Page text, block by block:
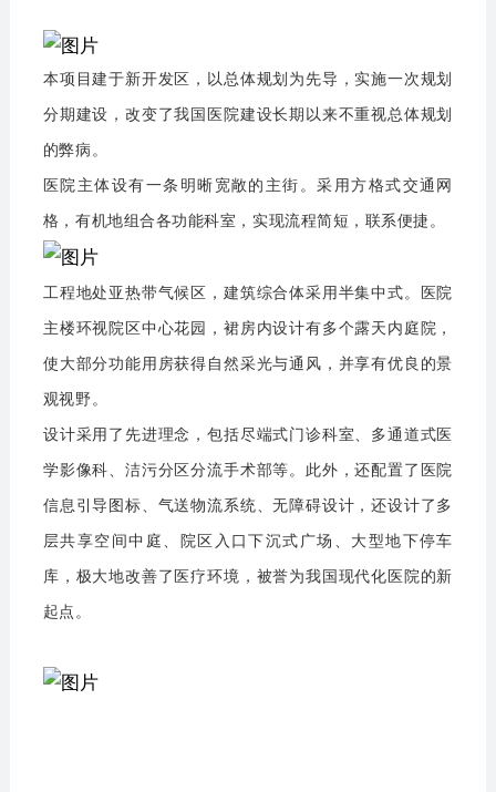
本项目建于新开发区，以总体规划为先导，实施一次规划
分期建设，改变了我国医院建设长期以来不重视总体规划
的弊病。
医院主体设有一条明晰宽敞的主街。采用方格式交通网
格，有机地组合各功能科室，实现流程简短，联系便捷。
工程地处亚热带气候区，建筑综合体采用半集中式。医院
主楼环视院区中心花园，裙房内设计有多个露天内庭院，
使大部分功能用房获得自然采光与通风，并享有优良的景
观视野。
设计采用了先进理念，包括尽端式门诊科室、多通道式医
学影像科、洁污分区分流手术部等。此外，还配置了医院
信息引导图标、气送物流系统、无障碍设计，还设计了多
层共享空间中庭、院区入口下沉式广场、大型地下停车
库，极大地改善了医疗环境，被誉为我国现代化医院的新
起点。